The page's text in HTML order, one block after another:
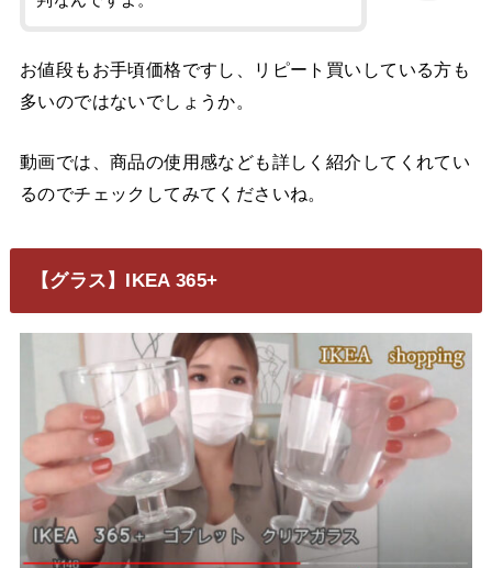
お値段もお手頃価格ですし、リピート買いしている方も
多いのではないでしょうか。
動画では、商品の使用感なども詳しく紹介してくれてい
るのでチェックしてみてくださいね。
【グラス】IKEA 365+